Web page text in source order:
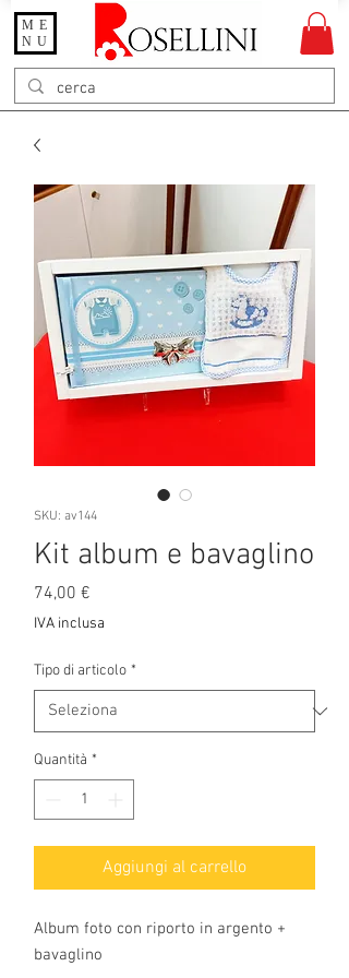
Gioielleria Rosellini
Rosellini online
ME
NU
SKU: av144
Kit album e bavaglino
74,00 €
IVA inclusa
Tipo di articolo *
Quantità *
Aggiungi al carrello
Album foto con riporto in argento +
bavaglino